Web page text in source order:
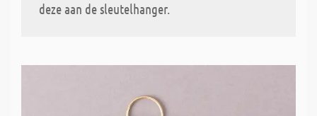
deze aan de sleutelhanger.